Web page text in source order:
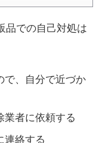
品での自己対処は
で、自分で近づか
業者に依頼する
連絡する